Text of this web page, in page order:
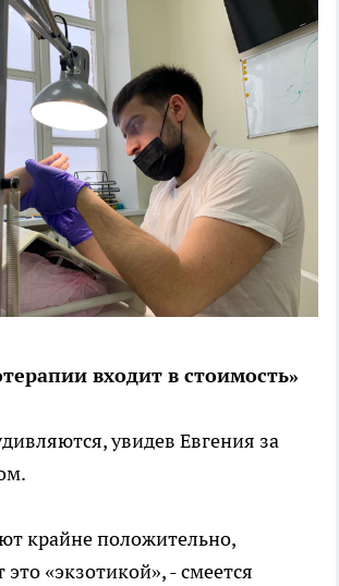
входит в стоимость»
увидев Евгения за
крайне положительно,
«экзотикой», - смеется